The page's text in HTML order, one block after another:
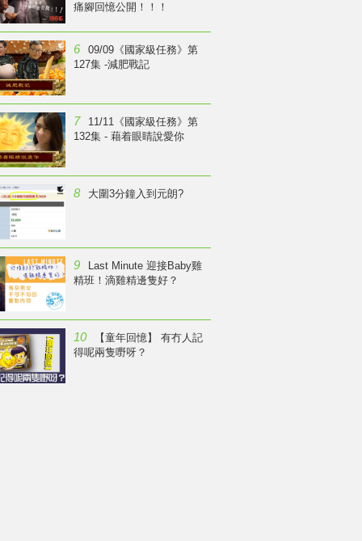
痛腳回憶公開！！！
6
09/09《國家級任務》第
127集 -減肥戰記
7
11/11《國家級任務》第
132集 - 藉着眼睛說愛你
8 大圍3分鐘入到元朗?
9
Last Minute 迎接Baby雞
精班！滴雞精邊隻好？
10
【童年回憶】 有冇人記
得呢兩隻嘢呀？